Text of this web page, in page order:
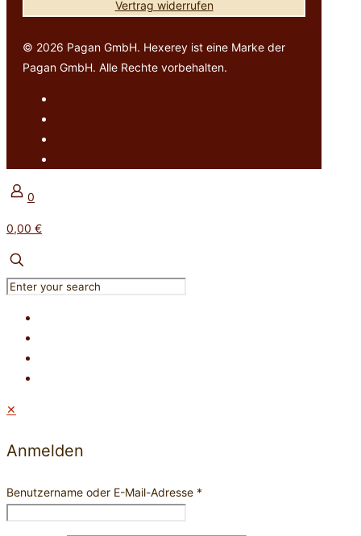
Vertrag widerrufen
© 2026 Pagan GmbH. Hexerey ist eine Marke der
Pagan GmbH. Alle Rechte vorbehalten.
0
0,00 €
✕
Anmelden
Benutzername oder E-Mail-Adresse *